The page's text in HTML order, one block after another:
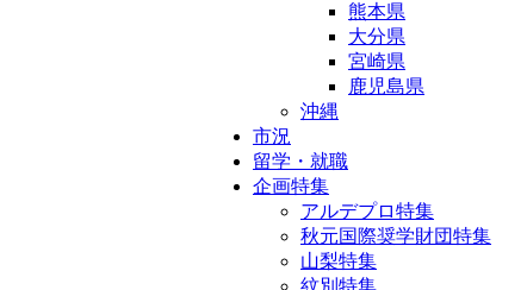
熊本県
大分県
宮崎県
鹿児島県
沖縄
市況
留学・就職
企画特集
アルデプロ特集
秋元国際奨学財団特集
山梨特集
紋別特集